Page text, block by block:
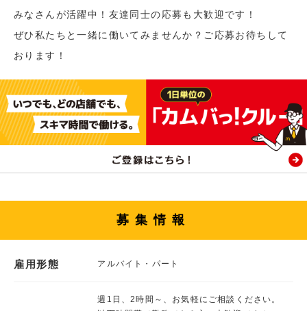
みなさんが活躍中！友達同士の応募も大歓迎です！
ぜひ私たちと一緒に働いてみませんか？ご応募お待ちして
おります！
募集情報
雇用形態 アルバイト・パート
週1日、2時間～、お気軽にご相談ください。